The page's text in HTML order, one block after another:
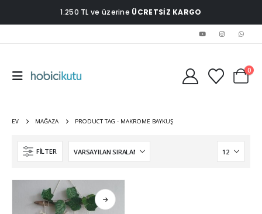
1.250 TL ve üzerine ÜCRETSİZ KARGO
0
EV MAĞAZA PRODUCT TAG - MAKROME BAYKUŞ
FILTER